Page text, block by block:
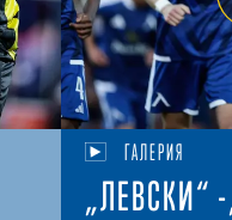
ГАЛЕРИЯ
„ЛЕВСКИ“